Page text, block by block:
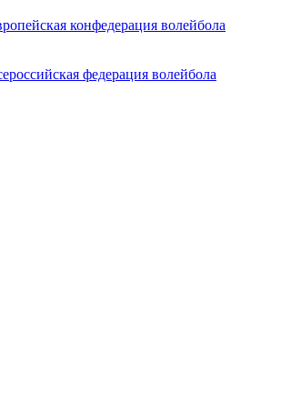
конфедерация волейбола
федерация волейбола